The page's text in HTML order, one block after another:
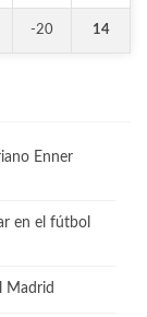
-20 14
Enner
en el fútbol
Madrid